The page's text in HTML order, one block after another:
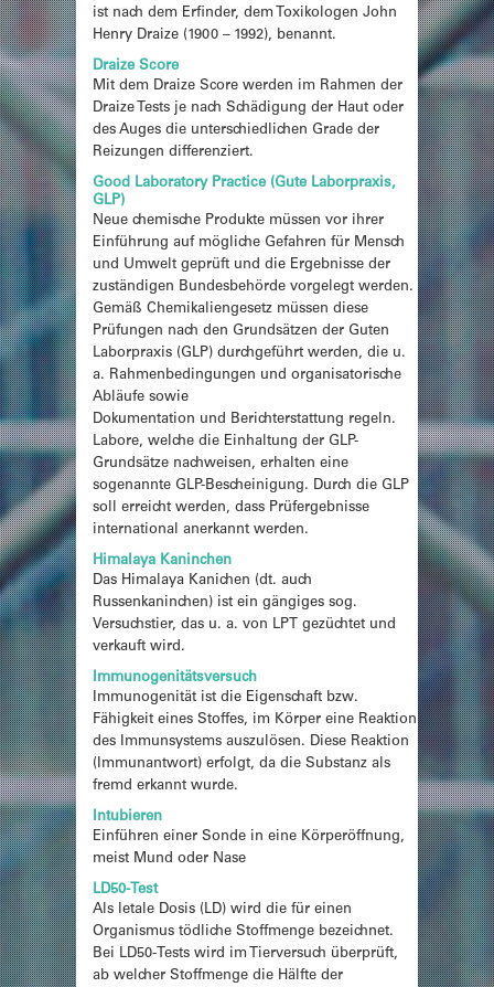
ist nach dem Erfinder, dem Toxikologen John
Henry Draize (1900 – 1992), benannt.
Draize Score
Mit dem Draize Score werden im Rahmen der
Draize Tests je nach Schädigung der Haut oder
des Auges die unterschiedlichen Grade der
Reizungen differenziert.
Good Laboratory Practice (Gute Laborpraxis,
GLP)
Neue chemische Produkte müssen vor ihrer
Einführung auf mögliche Gefahren für Mensch
und Umwelt geprüft und die Ergebnisse der
zuständigen Bundesbehörde vorgelegt werden.
Gemäß Chemikaliengesetz müssen diese
Prüfungen nach den Grundsätzen der Guten
Laborpraxis (GLP) durchgeführt werden, die u.
a. Rahmenbedingungen und organisatorische
Abläufe sowie
Dokumentation und Berichterstattung regeln.
Labore, welche die Einhaltung der GLP-
Grundsätze nachweisen, erhalten eine
sogenannte GLP-Bescheinigung. Durch die GLP
soll erreicht werden, dass Prüfergebnisse
international anerkannt werden.
Himalaya Kaninchen
Das Himalaya Kanichen (dt. auch
Russenkaninchen) ist ein gängiges sog.
Versuchstier, das u. a. von LPT gezüchtet und
verkauft wird.
Immunogenitätsversuch
Immunogenität ist die Eigenschaft bzw.
Fähigkeit eines Stoffes, im Körper eine Reaktion
des Immunsystems auszulösen. Diese Reaktion
(Immunantwort) erfolgt, da die Substanz als
fremd erkannt wurde.
Intubieren
Einführen einer Sonde in eine Körperöffnung,
meist Mund oder Nase
LD50-Test
Als letale Dosis (LD) wird die für einen
Organismus tödliche Stoffmenge bezeichnet.
Bei LD50-Tests wird im Tierversuch überprüft,
ab welcher Stoffmenge die Hälfte der